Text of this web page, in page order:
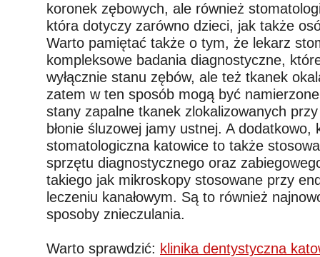
koronek zębowych, ale również
która dotyczy zarówno dzieci, jak także
Warto pamiętać także o tym, że lekarz
kompleksowe badania diagnostyczne,
wyłącznie stanu zębów, ale też tkanek
zatem w ten sposób mogą być namierzone
stany zapalne tkanek zlokalizowanych
błonie śluzowej jamy ustnej. A dodatkowo,
stomatologiczna katowice to także
sprzętu diagnostycznego oraz
takiego jak mikroskopy stosowane przy
leczeniu kanałowym. Są to również
sposoby znieczulania.
Warto sprawdzić: klinika dentystyczna